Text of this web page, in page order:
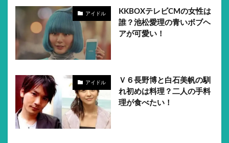
アイドル
KKBOXテレビCMの女性は
誰？池松愛理の青いボブヘ
アが可愛い！
アイドル
Ｖ６長野博と白石美帆の馴
れ初めは料理？二人の手料
理が食べたい！